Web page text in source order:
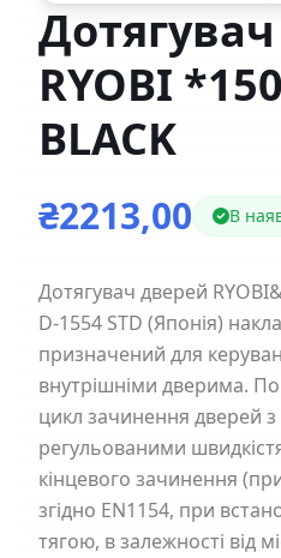
RYOBI
BLACK
₴2213,00 В
Дотягувач дверей
D-1554 STD (Японія)
призначений для
внутрішніми дверима.
цикл зачинення дверей з
регульованими
кінцевого зачинення
згідно EN1154, при
тягою, в залежності від